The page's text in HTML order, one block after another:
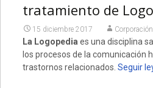
tratamiento de
15 diciembre 2017
La Logopedia es una disciplina
los procesos de la comunicación
trastornos relacionados. Seguir